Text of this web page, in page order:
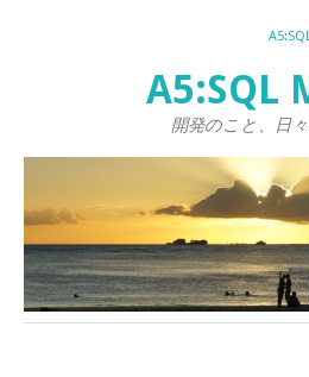
A5:SQL
開発のこと、日